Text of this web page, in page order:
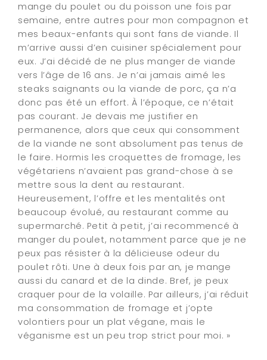
mange du poulet ou du poisson une fois par
semaine, entre autres pour mon compagnon et
mes beaux-enfants qui sont fans de viande. Il
m’arrive aussi d’en cuisiner spécialement pour
eux. J’ai décidé de ne plus manger de viande
vers l’âge de 16 ans. Je n’ai jamais aimé les
steaks saignants ou la viande de porc, ça n’a
donc pas été un effort. À l’époque, ce n’était
pas courant. Je devais me justifier en
permanence, alors que ceux qui consomment
de la viande ne sont absolument pas tenus de
le faire. Hormis les croquettes de fromage, les
végétariens n’avaient pas grand-chose à se
mettre sous la dent au restaurant.
Heureusement, l’offre et les mentalités ont
beaucoup évolué, au restaurant comme au
supermarché. Petit à petit, j’ai recommencé à
manger du poulet, notamment parce que je ne
peux pas résister à la délicieuse odeur du
poulet rôti. Une à deux fois par an, je mange
aussi du canard et de la dinde. Bref, je peux
craquer pour de la volaille. Par ailleurs, j’ai réduit
ma consommation de fromage et j’opte
volontiers pour un plat végane, mais le
véganisme est un peu trop strict pour moi. »